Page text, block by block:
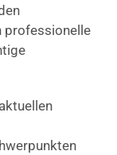
professionelle